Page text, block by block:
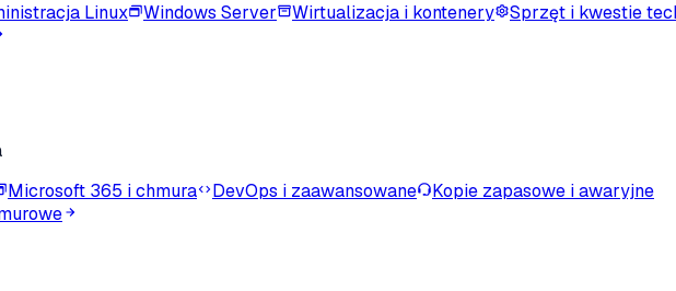
Linux Windows Server Wirtualizacja i kontenery
Sprzęt i kwestie
Microsoft 365 i chmura DevOps i zaawansowane
Kopie zapasowe i awaryjne